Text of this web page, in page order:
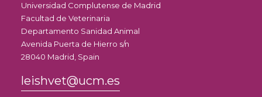
Universidad Complutense de Madrid
Facultad de Veterinaria
Departamento Sanidad Animal
Avenida Puerta de Hierro s/n
28040 Madrid, Spain
leishvet@ucm.es